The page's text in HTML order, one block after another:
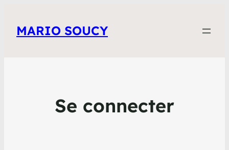
MARIO SOUCY
Se connecter